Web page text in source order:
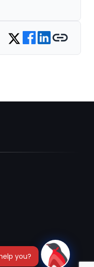
Share on Twitter
Share on Facebook
Share on LinkedIn
Copy link